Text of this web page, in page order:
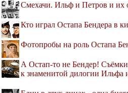
Смехачи. Ильф и Петров и их
Кто играл Остапа Бендера в
Фотопробы на роль Остапа
А Остап-то не Бендер!
к знаменитой дилогии Ильфа